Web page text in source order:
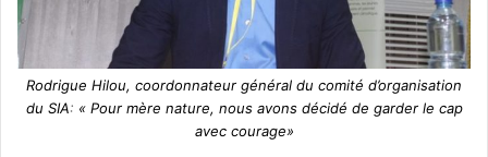
Rodrigue Hilou, coordonnateur général du comité d’organisation
du SIA: « Pour mère nature, nous avons décidé de garder le cap
avec courage»